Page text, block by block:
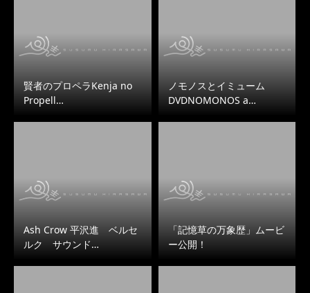
賢者のプロペラKenja no
Propell…
ノモノスとイミューム
DVDNOMONOS a…
Ash Crow 平沢進 ベルセ
ルク サウンド…
「記憶草の万象歴」ムービ
ー公開！